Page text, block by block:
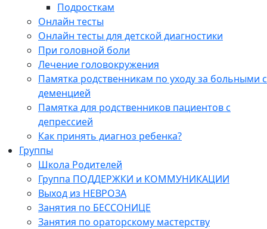
Подросткам
Онлайн тесты
Онлайн тесты для детской диагностики
При головной боли
Лечение головокружения
Памятка родственникам по уходу за больными с
деменцией
Памятка для родственников пациентов с
депрессией
Как принять диагноз ребенка?
Группы
Школа Родителей
Группа ПОДДЕРЖКИ и КОММУНИКАЦИИ
Выход из НЕВРОЗА
Занятия по БЕССОНИЦЕ
Занятия по ораторскому мастерству